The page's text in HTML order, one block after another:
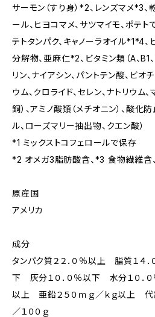
サーモン（すり身）*2、レンズマメ*3、
ール、ヒヨコマメ、サツマイモ、ポテ
テトタンパク、キャノーラオイル*1*4
分解物、亜麻仁*2、ビタミン類（A、B1、
リン、ナイアシン、パントテン酸、ビオ
ウム、クロライド、セレン、ナトリウム、
銅）、アミノ酸類（メチオニン）、酸化
ル、ローズマリー抽出物、クエン酸）
*1 ミックストコフェロールで保存
*2 オメガ3脂肪酸含、*3 食物繊維含
原産国
アメリカ
成分
タンパク質２２．０％以上 脂質１４
下 灰分１０．０％以下 水分１０．
以上 亜鉛２５０ｍｇ／ｋｇ以上 代謝
／１００ｇ